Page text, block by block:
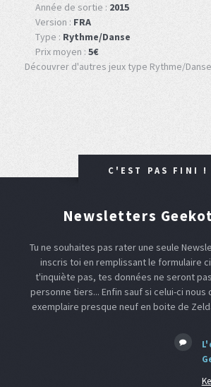
Année de sortie : 2015
Version : FRA
Type : Rythme/Danse
Prix moyen : 5€
Découvrer d'autres jeux type Rythme/
C'EST PAS FINI !
Newsletters
Tu ne souhaites pas rater une seule
inscris toi en remplissant le formulaire
t'inquiète pas, tes données ne seront
personne tiers... Enfin sauf si celui-ci nous
exemplaire presque neuf en boite de